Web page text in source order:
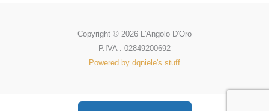
Copyright © 2026 L'Angolo D'Oro
P.IVA : 02849200692
Powered by dqniele's stuff